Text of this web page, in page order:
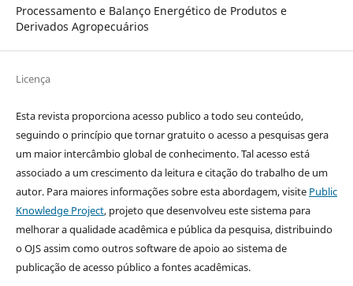
Processamento e Balanço Energético de Produtos e
Derivados Agropecuários
Licença
Esta revista proporciona acesso publico a todo seu conteúdo,
seguindo o princípio que tornar gratuito o acesso a pesquisas gera
um maior intercâmbio global de conhecimento. Tal acesso está
associado a um crescimento da leitura e citação do trabalho de um
autor. Para maiores informações sobre esta abordagem, visite Public
Knowledge Project, projeto que desenvolveu este sistema para
melhorar a qualidade acadêmica e pública da pesquisa, distribuindo
o OJS assim como outros software de apoio ao sistema de
publicação de acesso público a fontes acadêmicas.